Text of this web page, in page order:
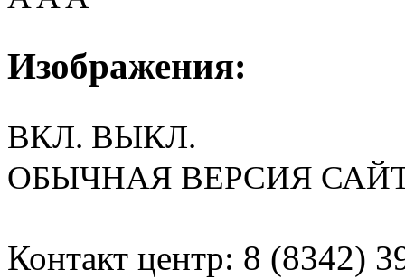
Изображения:
ВКЛ. ВЫКЛ.
ОБЫЧНАЯ ВЕРСИЯ
Контакт центр: 8 (8342)